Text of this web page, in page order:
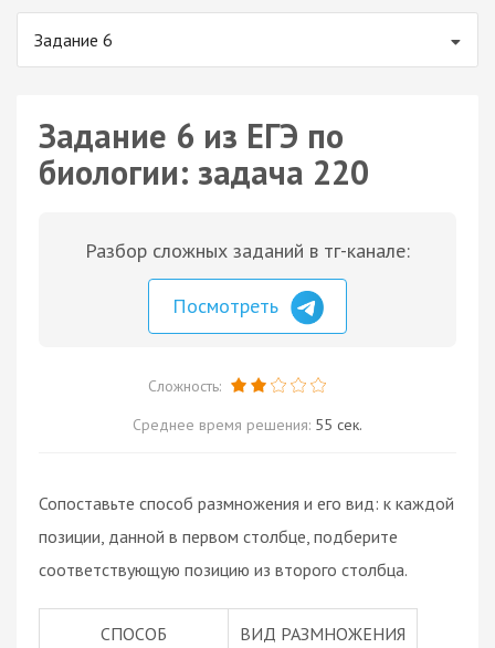
Задание 6
Задание 6 из ЕГЭ по
биологии: задача 220
Разбор сложных заданий в тг-канале:
Посмотреть
Сложность:
Среднее время решения: 55 сек.
Сопоставьте способ размножения и его вид: к каждой
позиции, данной в первом столбце, подберите
соответствующую позицию из второго столбца.
СПОСОБ ВИД РАЗМНОЖЕНИЯ